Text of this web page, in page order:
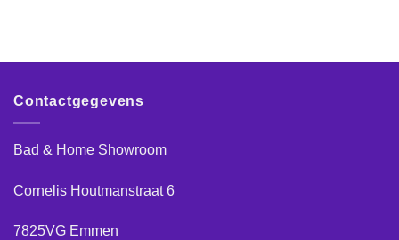
Contactgegevens
Bad & Home Showroom
Cornelis Houtmanstraat 6
7825VG Emmen